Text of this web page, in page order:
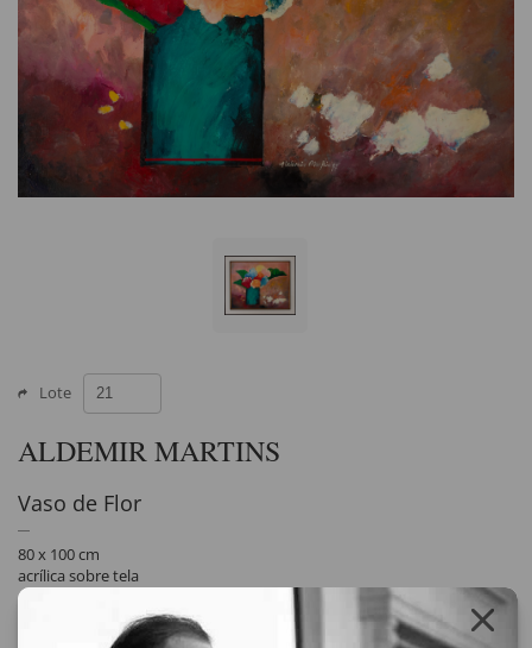
Lote
ALDEMIR MARTINS
Vaso de Flor
80 x 100 cm
acrílica sobre tela
assinatura inf. centro